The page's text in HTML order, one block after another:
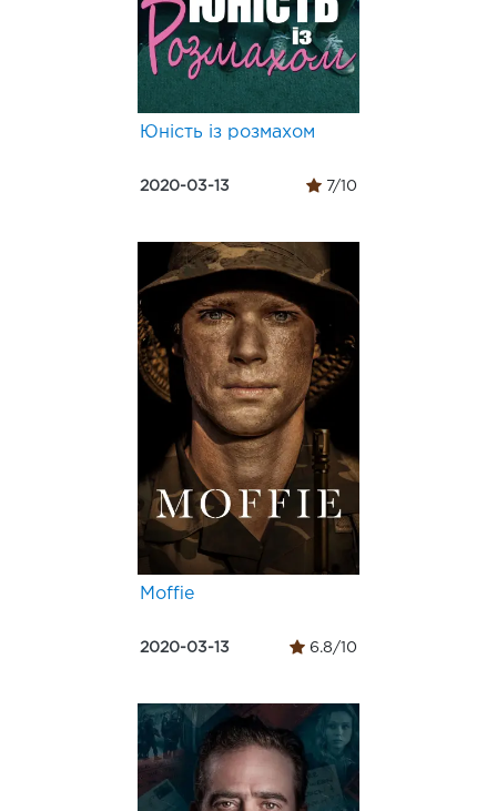
Юність із розмахом
2020-03-13 7/10
Moffie
2020-03-13 6.8/10